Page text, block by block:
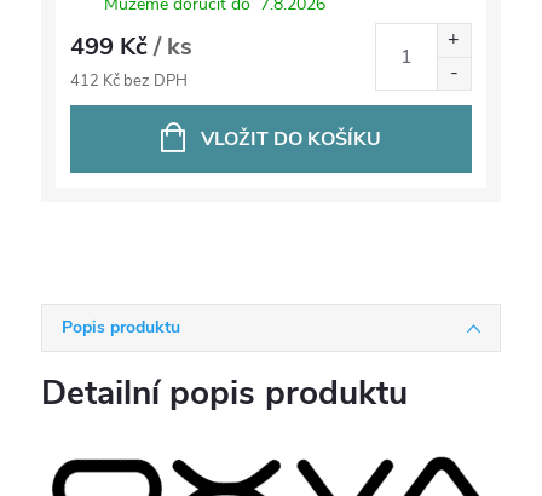
Můžeme doručit do 7.8.2026
499 Kč/ ks
412 Kč bez DPH
VLOŽIT DO KOŠÍKU
Popis produktu
Detailní popis produktu